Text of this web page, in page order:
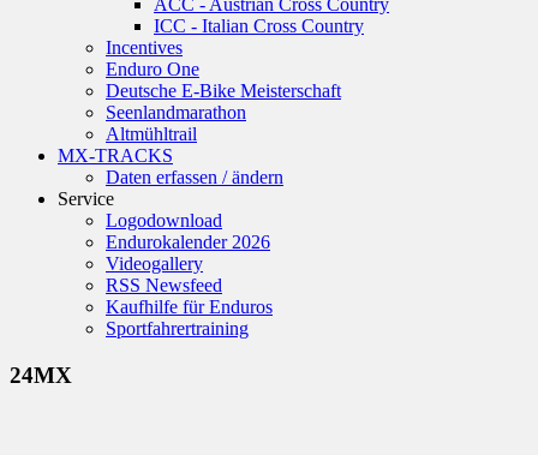
ACC - Austrian Cross Country
ICC - Italian Cross Country
Incentives
Enduro One
Deutsche E-Bike Meisterschaft
Seenlandmarathon
Altmühltrail
MX-TRACKS
Daten erfassen / ändern
Service
Logodownload
Endurokalender 2026
Videogallery
RSS Newsfeed
Kaufhilfe für Enduros
Sportfahrertraining
24MX